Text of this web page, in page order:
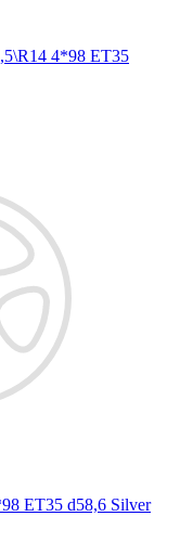
4*98 ET35
ET35 d58,6 Silver